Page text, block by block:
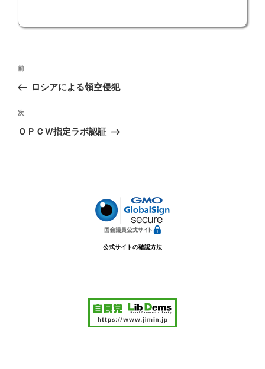
投
ナ
ビ
ゲ
前
の
稿
前
ロシアによる領空侵犯
次
の
次
ＯＰＣＷ指定ラボ認証
公式サイトの確認方法